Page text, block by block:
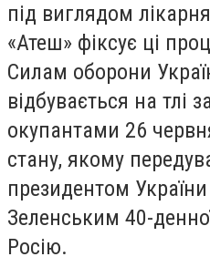
під виглядом
«Атеш» фіксує ці
Силам оборони
відбувається на тлі
окупантами 26
стану, якому
президентом
Зеленським 40-
Росію.